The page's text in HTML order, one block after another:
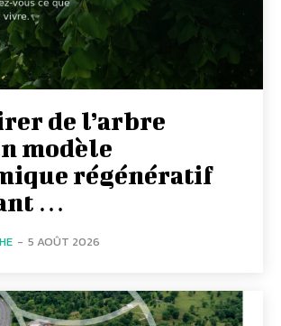
de l’arbre
modèle
régénératif
…
- 5 AOÛT 2026